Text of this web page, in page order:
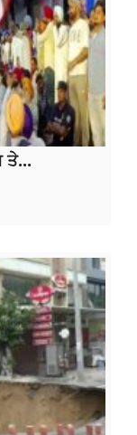
ਤੇ...